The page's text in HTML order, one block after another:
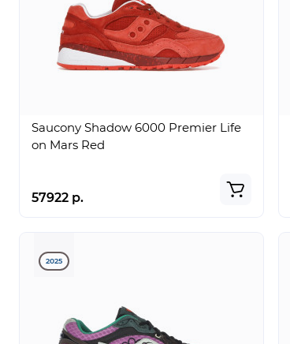
Saucony Shadow 6000 Premier Life
on Mars Red
57922 р.
2025